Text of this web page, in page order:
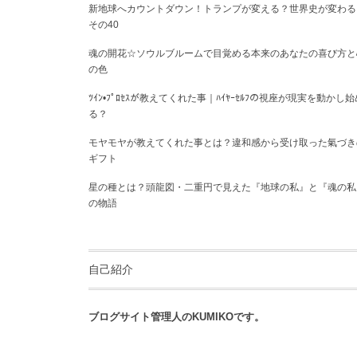
新地球へカウントダウン！トランプが変える？世界史が変わる
その40
魂の開花☆ソウルブルームで目覚める本来のあなたの喜び方
の色
ﾂｲﾝ•ﾌﾟﾛｾｽが教えてくれた事｜ﾊｲﾔｰｾﾙﾌの視座が現実を動かし始
る？
モヤモヤが教えてくれた事とは？違和感から受け取った氣づ
ギフト
星の種とは？頭龍図・二重円で見えた『地球の私』と『魂の私
の物語
自己紹介
ブログサイト管理人のKUMIKOです。